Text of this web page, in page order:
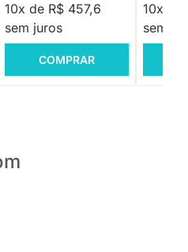
10x de R$ 457,6
sem juros
COMPRAR
10x de
sem